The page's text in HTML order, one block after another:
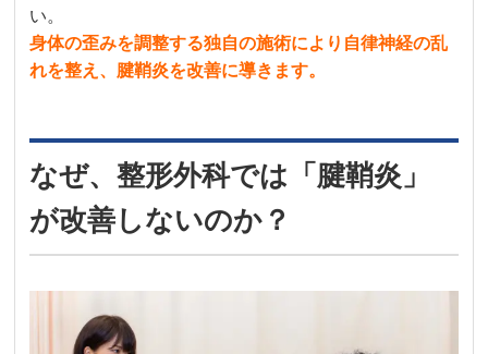
い。
身体の歪みを調整する独自の施術により自律神経の乱
れを整え、腱鞘炎を改善に導きます。
なぜ、整形外科では「腱鞘炎」
が改善しないのか？